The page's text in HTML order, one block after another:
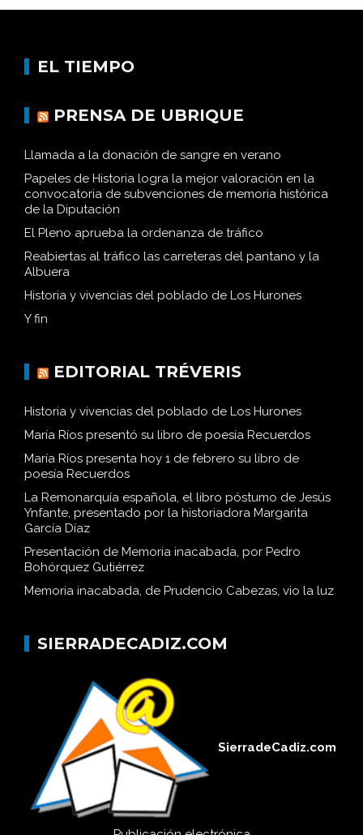
EL TIEMPO
PRENSA DE UBRIQUE
Llamada a la donación de sangre en verano
Papeles de Historia logra la mejor valoración en la
convocatoria de subvenciones de memoria histórica
de la Diputación
El Pleno aprueba la ordenanza de tráfico
Reabiertas al tráfico las carreteras del pantano y la
Albuera
Historia y vivencias del poblado de Los Hurones
Y fin
EDITORIAL TRÉVERIS
Historia y vivencias del poblado de Los Hurones
María Ríos presentó su libro de poesía Recuerdos
María Ríos presenta hoy 1 de febrero su libro de
poesía Recuerdos
La Remonarquía española, el libro póstumo de Jesús
Ynfante, presentado por la historiadora Margarita
García Díaz
Presentación de Memoria inacabada, por Pedro
Bohórquez Gutiérrez
Memoria inacabada, de Prudencio Cabezas, vio la luz
SIERRADECADIZ.COM
SierradeCadiz.com